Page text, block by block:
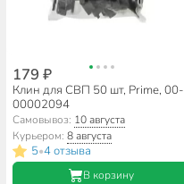
179 ₽
Клин для СВП 50 шт, Prime, 00-
00002094
Самовывоз: 10 августа
Курьером:8 августа
5•4 отзыва
В корзину